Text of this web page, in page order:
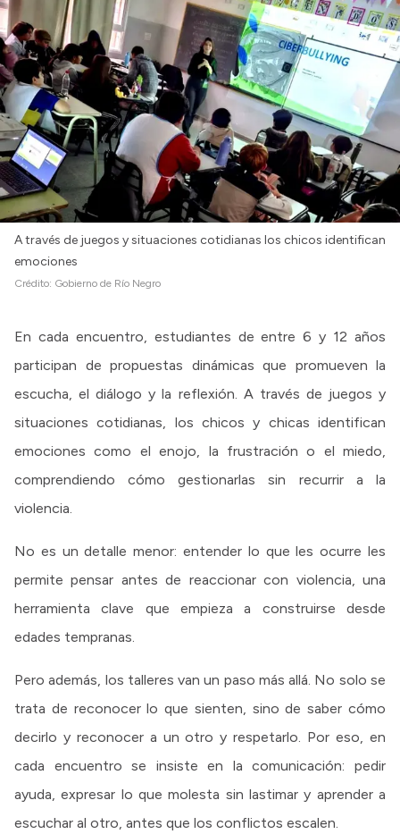
A través de juegos y situaciones cotidianas los chicos identifican
emociones
Crédito: Gobierno de Río Negro
En cada encuentro, estudiantes de entre 6 y 12 años
participan de propuestas dinámicas que promueven la
escucha, el diálogo y la reflexión. A través de juegos y
situaciones cotidianas, los chicos y chicas identifican
emociones como el enojo, la frustración o el miedo,
comprendiendo cómo gestionarlas sin recurrir a la
violencia.
No es un detalle menor: entender lo que les ocurre les
permite pensar antes de reaccionar con violencia, una
herramienta clave que empieza a construirse desde
edades tempranas.
Pero además, los talleres van un paso más allá. No solo se
trata de reconocer lo que sienten, sino de saber cómo
decirlo y reconocer a un otro y respetarlo. Por eso, en
cada encuentro se insiste en la comunicación: pedir
ayuda, expresar lo que molesta sin lastimar y aprender a
escuchar al otro, antes que los conflictos escalen.